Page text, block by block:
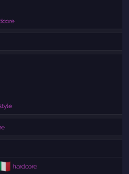
hardcore